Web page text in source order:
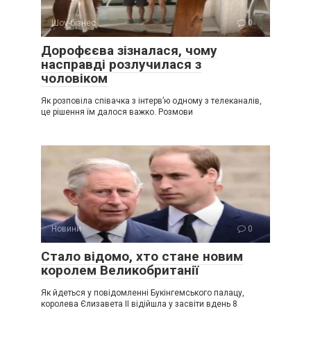
Шоу-бізнес 0
Дорофєєва зізналася, чому
насправді розлучилася з
чоловіком
Як розповіла співачка з інтерв’ю одному з телеканалів,
це рішення їм далося важко. Розмови
Новини 0
Стало відомо, хто стане новим
королем Великобританії
Як йдеться у повідомленні Букінгемського палацу,
королева Єлизавета ІІ відійшла у засвіти вдень 8